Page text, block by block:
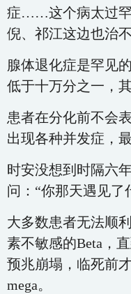
症……这个病太过罕
倪、祁江这边也治
腺体退化症是罕见
低于十万分之一，
患者在分化前不会
出现各种并发症，
时安没想到时隔六
问：“你那天遇见了
大多数患者无法顺
素不敏感的Beta，
预兆崩塌，临死前
mega。